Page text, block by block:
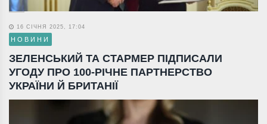
16 СІЧНЯ 2025, 17:04
НОВИНИ
ЗЕЛЕНСЬКИЙ ТА СТАРМЕР ПІДПИСАЛИ
УГОДУ ПРО 100-РІЧНЕ ПАРТНЕРСТВО
УКРАЇНИ Й БРИТАНІЇ